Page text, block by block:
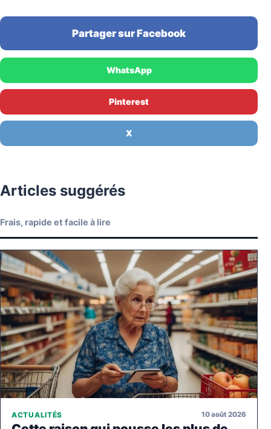
Partager sur Facebook
WhatsApp
Pinterest
X
Articles suggérés
Frais, rapide et facile à lire
ACTUALITÉS 10 août 2026